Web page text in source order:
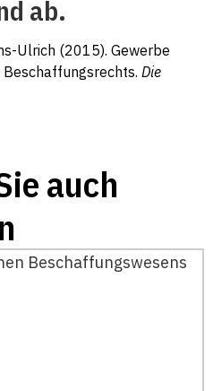
ab.
Ulrich (2015). Gewerbe
Die
auch